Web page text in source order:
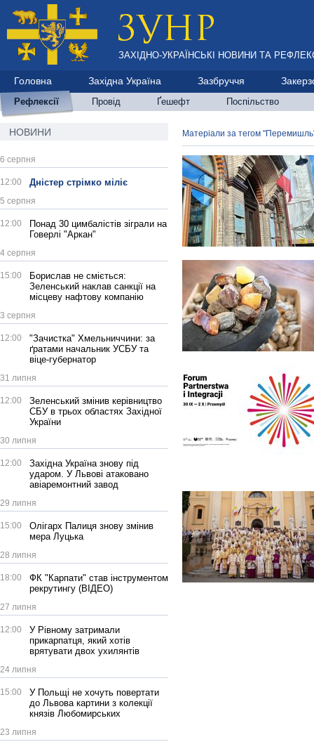
ЗАХІДНО-УКРАЇНСЬКІ НОВИНИ ТА
Головна Західна Україна Зазбруччя
Рефлексії Провід Ґешефт Поспільство
НОВИНИ
6 серпня
12:00 Дністер стрімко міліє
5 серпня
12:00
Понад 30 цимбалістів зіграли на
Говерлі "Аркан"
4 серпня
15:00
Борислав не сміється:
Зеленський наклав санкції на
місцеву нафтову компанію
3 серпня
12:00
"Зачистка" Хмельниччини: за
ґратами начальник УСБУ та
віце-губернатор
31 липня
12:00
Зеленський змінив керівництво
СБУ в трьох областях Західної
України
30 липня
12:00
Західна Україна знову під
ударом. У Львові атаковано
авіаремонтний завод
29 липня
15:00
Олігарх Палиця знову змінив
мера Луцька
28 липня
18:00
ФК "Карпати" став інструментом
рекрутингу (ВІДЕО)
27 липня
12:00
У Рівному затримали
прикарпатця, який хотів
врятувати двох ухилянтів
24 липня
15:00
У Польщі не хочуть повертати
до Львова картини з колекції
князів Любомирських
23 липня
Матеріали за тегом